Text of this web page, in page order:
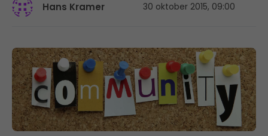
Hans Kramer 30 oktober 2015, 09:00